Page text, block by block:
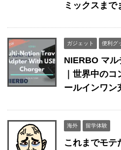
ミックスまで
ガジェット 便利グ
NIERBO マ
｜世界中の
ールインワン
海外 留学体験
これまでモテ